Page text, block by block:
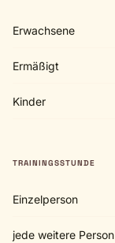
Erwachsene
Ermäßigt
Kinder
TRAININGSSTUNDE
Einzelperson
jede weitere Person